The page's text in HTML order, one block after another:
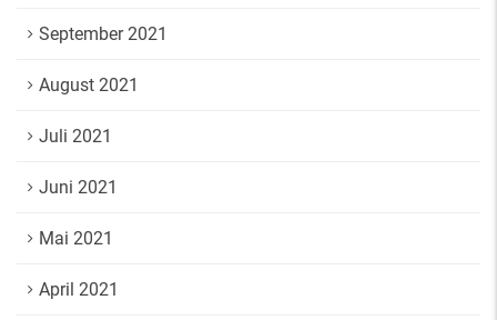
September 2021
August 2021
Juli 2021
Juni 2021
Mai 2021
April 2021